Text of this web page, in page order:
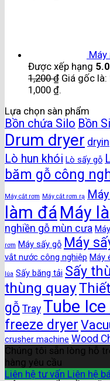
Máy
Được xếp hạng
1,200₫ Giá gốc là:
1,000 ₫.
Lựa chọn sàn phẩm
Bồn chứa Silo Bồn
Drum dryer
Lò hun khói Lò sấy gỗ
băm gỗ công
Máy cắt rơm Máy cắt rơm rạ
làm đá Máy
nghiền gỗ mùn cưa
rơm Máy sấy gỗ Máy
vắt nước công nghiệp Máy
lúa Sấy băng tải Sấy
thùng quay
gỗ Tray Tube
freeze dryer
crusher machine Wood
Chúng tôi sẵn lòng hỗ
hàng yêu cầu
Liên hệ tư vấn Liên hệ